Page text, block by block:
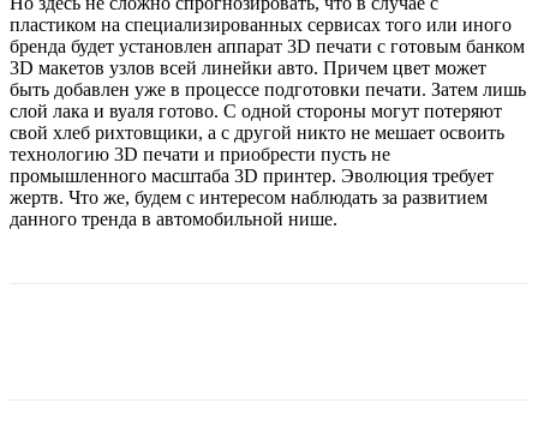
пластиком на специализированных сервисах того или иного
бренда будет установлен аппарат 3D печати с готовым банком
3D макетов узлов всей линейки авто. Причем цвет может
быть добавлен уже в процессе подготовки печати. Затем лишь
слой лака и вуаля готово. С одной стороны могут потеряют
свой хлеб рихтовщики, а с другой никто не мешает освоить
технологию 3D печати и приобрести пусть не
промышленного масштаба 3D принтер. Эволюция требует
жертв. Что же, будем с интересом наблюдать за развитием
данного тренда в автомобильной нише.